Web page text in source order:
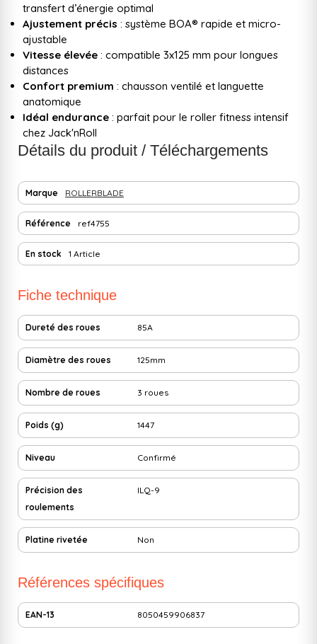
transfert d’énergie optimal
Ajustement précis : système BOA® rapide et micro-
ajustable
Vitesse élevée : compatible 3x125 mm pour longues
distances
Confort premium : chausson ventilé et languette
anatomique
Idéal endurance : parfait pour le roller fitness intensif
chez Jack'nRoll
Détails du produit / Téléchargements
Marque ROLLERBLADE
Référence ref4755
En stock 1 Article
Fiche technique
Dureté des roues 85A
Diamètre des roues 125mm
Nombre de roues 3 roues
Poids (g) 1447
Niveau Confirmé
Précision des
roulements
ILQ-9
Platine rivetée Non
Références spécifiques
EAN-13 8050459906837